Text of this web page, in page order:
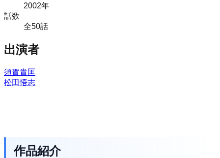
2002年
話数
全50話
出演者
須賀貴匡
松田悟志
作品紹介